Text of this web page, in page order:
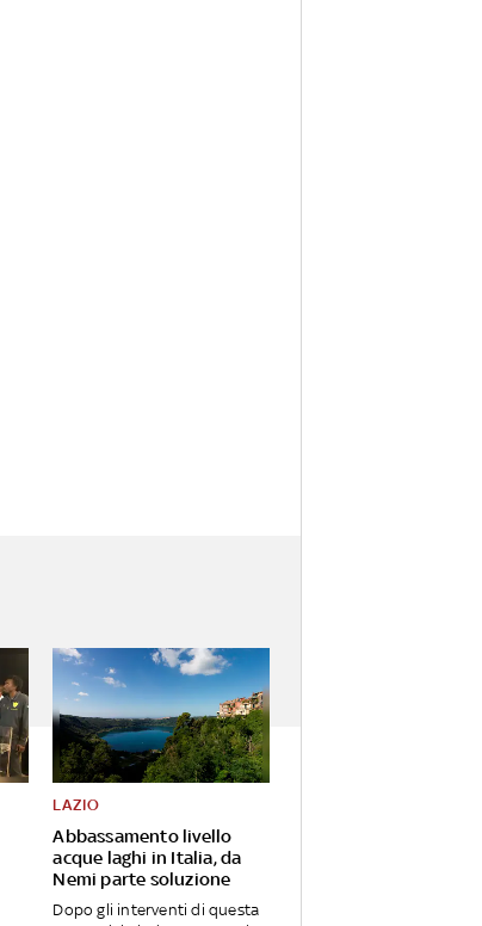
Abbassamento livello
acque laghi in Italia, da
Nemi parte soluzione
LAZIO
Dopo gli interventi di questa